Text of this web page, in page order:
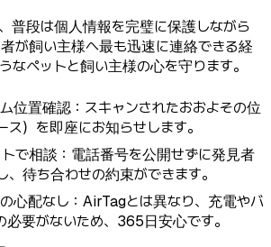
普段は個人情報を完璧に保護しながら
が飼い主様へ最も迅速に連絡できる経
なペットと飼い主様の心を守ります。
位置確認：スキャンされたおおよその位
）を即座にお知らせします。
で相談：電話番号を公開せずに発見者
、待ち合わせの約束ができます。
心配なし：AirTagとは異なり、充電やバ
必要がないため、365日安心です。